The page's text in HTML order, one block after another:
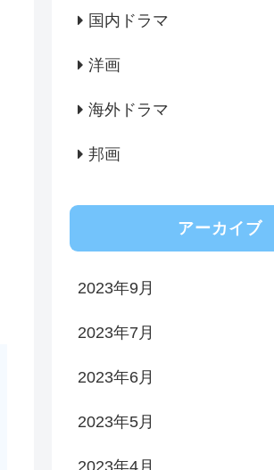
国内ドラマ
洋画
海外ドラマ
邦画
アーカイブ
2023年9月
2023年7月
2023年6月
2023年5月